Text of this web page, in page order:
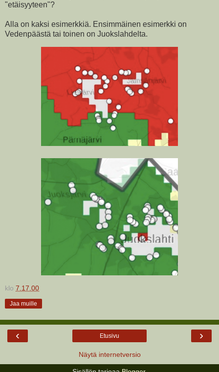
"etäisyyteen"?
Alla on kaksi esimerkkiä. Ensimmäinen esimerkki on
Vedenpäästä tai toinen on Juokslahdelta.
klo 7.17.00
Jaa muille
‹ ›
Etusivu
Näytä internetversio